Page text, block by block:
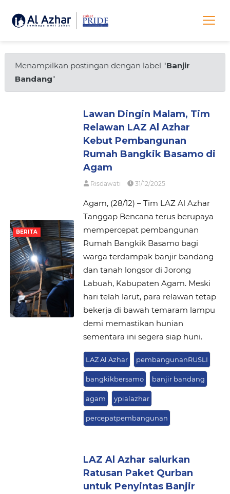
Menampilkan postingan dengan label "Banjir
Bandang"
BERITA
Lawan Dingin Malam, Tim
Relawan LAZ Al Azhar
Kebut Pembangunan
Rumah Bangkik Basamo di
Agam
Risdawati 31/12/2025
Agam, (28/12) – Tim LAZ Al Azhar
Tanggap Bencana terus berupaya
mempercepat pembangunan
Rumah Bangkik Basamo bagi
warga terdampak banjir bandang
dan tanah longsor di Jorong
Labuah, Kabupaten Agam. Meski
hari telah larut, para relawan tetap
bekerja di bawah temaram lampu
demi memastikan hunian
sementara ini segera siap huni.
LAZ Al Azhar pembangunanRUSLI
bangkikbersamo banjir bandang
agam ypialazhar
percepatpembangunan
LAZ Al Azhar salurkan
Ratusan Paket Qurban
untuk Penyintas Banjir